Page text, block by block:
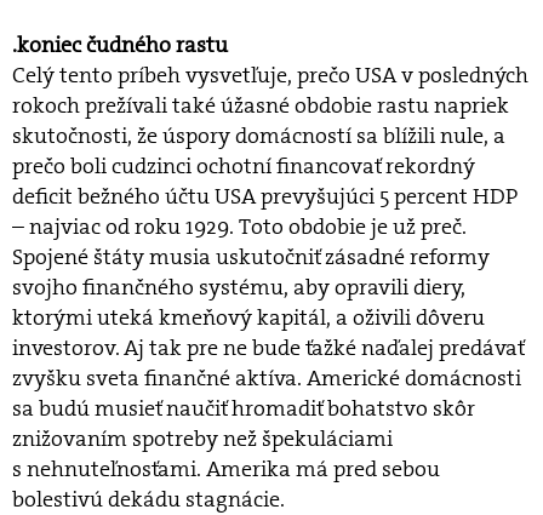
.koniec čudného rastu
Celý tento príbeh vysvetľuje, prečo USA v posledných
rokoch prežívali také úžasné obdobie rastu napriek
skutočnosti, že úspory domácností sa blížili nule, a
prečo boli cudzinci ochotní financovať rekordný
deficit bežného účtu USA prevyšujúci 5 percent HDP
– najviac od roku 1929. Toto obdobie je už preč.
Spojené štáty musia uskutočniť zásadné reformy
svojho finančného systému, aby opravili diery,
ktorými uteká kmeňový kapitál, a oživili dôveru
investorov. Aj tak pre ne bude ťažké naďalej predávať
zvyšku sveta finančné aktíva. Americké domácnosti
sa budú musieť naučiť hromadiť bohatstvo skôr
znižovaním spotreby než špekuláciami
s nehnuteľnosťami. Amerika má pred sebou
bolestivú dekádu stagnácie.